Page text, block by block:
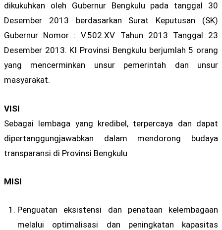
dikukuhkan oleh Gubernur Bengkulu pada tanggal 30
Desember 2013 berdasarkan Surat Keputusan (SK)
Gubernur Nomor : V.502.XV Tahun 2013 Tanggal 23
Desember 2013. KI Provinsi Bengkulu berjumlah 5 orang
yang mencerminkan unsur pemerintah dan unsur
masyarakat.
VISI
Sebagai lembaga yang kredibel, terpercaya dan dapat
dipertanggungjawabkan dalam mendorong budaya
transparansi di Provinsi Bengkulu
MISI
Penguatan eksistensi dan penataan kelembagaan
melalui optimalisasi dan peningkatan kapasitas